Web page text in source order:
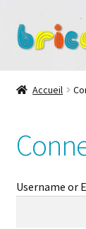
Aller
à
Aller
au
Les ateliers
La galerie des
Accueil
Username or